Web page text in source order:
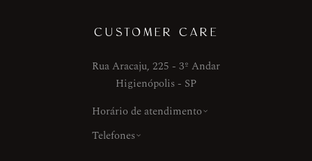
CUSTOMER CARE
Rua Aracaju, 225 - 3º Andar
Higienópolis - SP
Horário de atendimento
Telefones